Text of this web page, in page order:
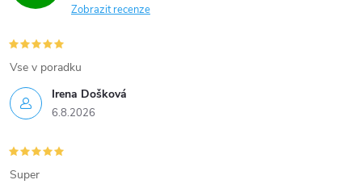
Zobrazit recenze
Irena Došková
6.8.2026
Vse v poradku
Super